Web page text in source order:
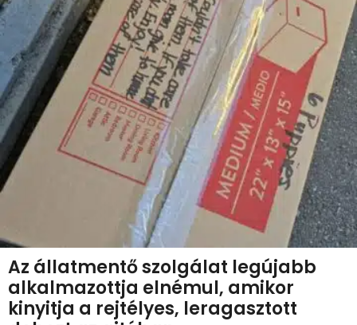
Az állatmentő szolgálat legújabb
alkalmazottja elnémul, amikor
kinyitja a rejtélyes, leragasztott